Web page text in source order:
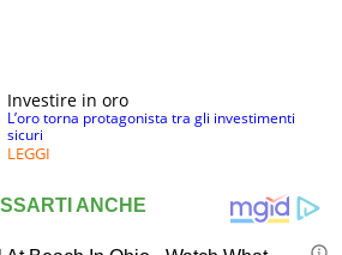
Investire in oro
L’oro torna protagonista tra gli investimenti
sicuri
LEGGI